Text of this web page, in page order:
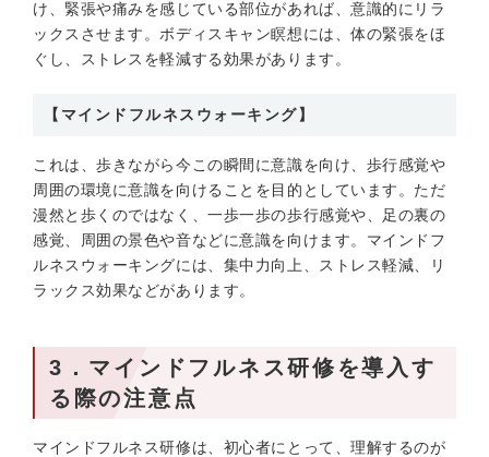
け、緊張や痛みを感じている部位があれば、意識的にリラ
ックスさせます。ボディスキャン瞑想には、体の緊張をほ
ぐし、ストレスを軽減する効果があります。
【マインドフルネスウォーキング】
これは、歩きながら今この瞬間に意識を向け、歩行感覚や
周囲の環境に意識を向けることを目的としています。ただ
漫然と歩くのではなく、一歩一歩の歩行感覚や、足の裏の
感覚、周囲の景色や音などに意識を向けます。マインドフ
ルネスウォーキングには、集中力向上、ストレス軽減、リ
ラックス効果などがあります。
3．マインドフルネス研修を導入す
る際の注意点
マインドフルネス研修は、初心者にとって、理解するのが